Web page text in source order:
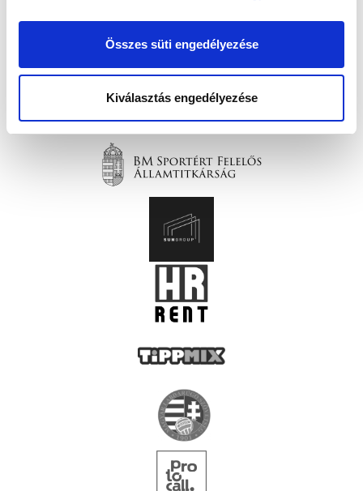
Összes süti engedélyezése
Kiválasztás engedélyezése